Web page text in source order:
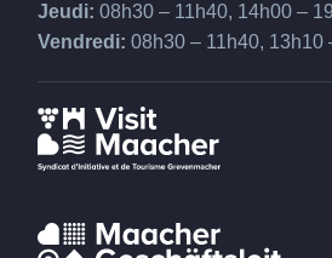
Jeudi: 08h30 – 11h40, 14h00 –
Vendredi: 08h30 – 11h40, 13h10